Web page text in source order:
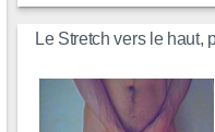
Le Stretch vers le haut,